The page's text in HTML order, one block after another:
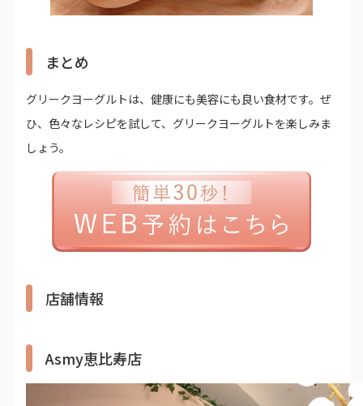
まとめ
グリークヨーグルトは、健康にも美容にも良い食材です。ぜ
ひ、色々なレシピを試して、グリークヨーグルトを楽しみま
しょう。
店舗情報
Asmy恵比寿店